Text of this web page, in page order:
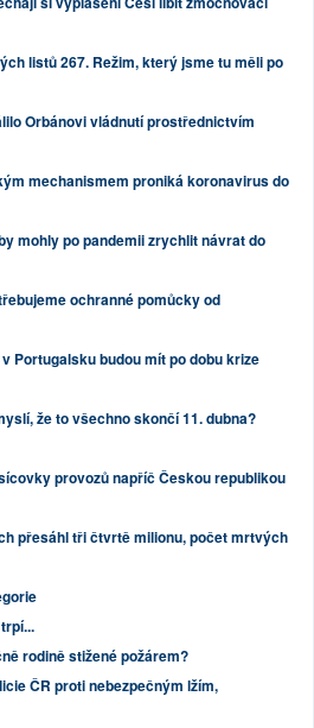
listů 267. Režim, který jsme tu měli po
Orbánovi vládnutí prostřednictvím
mechanismem proniká koronavirus do
mohly po pandemii zrychlit návrat do
ochranné pomůcky od
Portugalsku budou mít po dobu krize
že to všechno skončí 11. dubna?
provozů napříč Českou republikou
přesáhl tři čtvrtě milionu, počet mrtvých
rodině stižené požárem?
ČR proti nebezpečným lžím,